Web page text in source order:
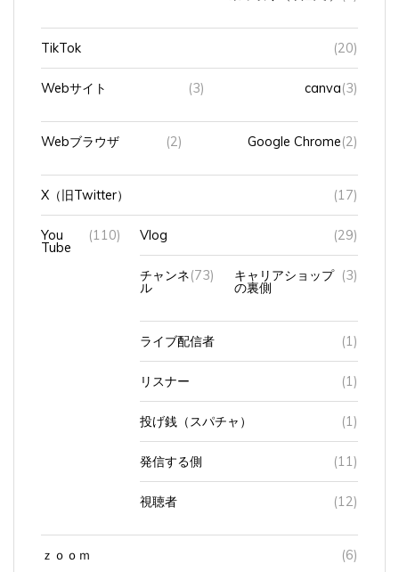
TikTok (20)
Webサイト (3) canva(3)
Webブラウザ (2) Google Chrome(2)
X（旧Twitter） (17)
You
Tube
(110) Vlog (29)
チャンネ
ル
(73) キャリアショップ
の裏側
(3)
ライブ配信者 (1)
リスナー (1)
投げ銭（スパチャ） (1)
発信する側 (11)
視聴者 (12)
ｚｏｏｍ (6)